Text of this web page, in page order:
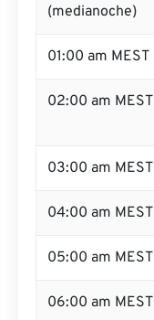
(medianoche)
01:00 am MEST
02:00 am MEST
03:00 am MEST
04:00 am MEST
05:00 am MEST
06:00 am MEST